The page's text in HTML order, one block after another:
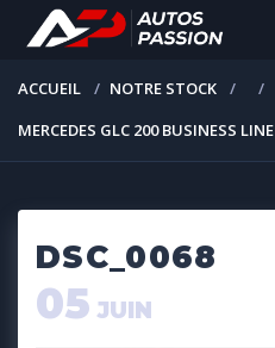
ACCUEIL
NOTRE STOCK
MERCEDES GLC 200 BUSINESS LINE
DSC_0068
05 JUIN